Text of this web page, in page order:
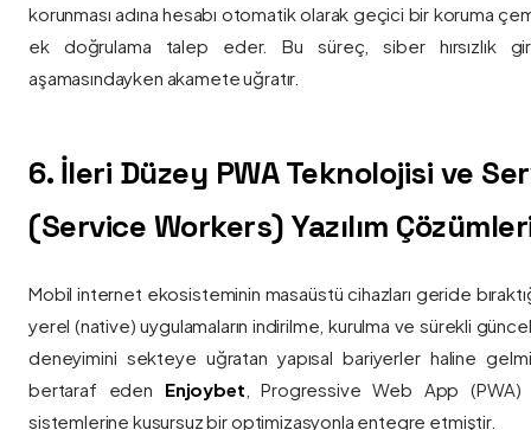
korunması adına hesabı otomatik olarak geçici bir koruma
ek doğrulama talep eder. Bu süreç, siber hırsızlık
aşamasındayken akamete uğratır.
6. İleri Düzey PWA Teknolojisi ve
(Service Workers) Yazılım
Mobil internet ekosisteminin masaüstü cihazları geride
yerel (native) uygulamaların indirilme, kurulma ve sürekli
deneyimini sekteye uğratan yapısal bariyerler haline
bertaraf eden Enjoybet , Progressive Web App (PWA)
sistemlerine kusursuz bir optimizasyonla entegre etmiştir.